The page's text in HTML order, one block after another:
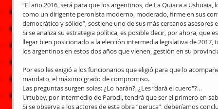
“El año 2016, será para que los argentinos, de La Quiaca a
como un dirigente peronista moderno, moderado, firme en sus
democrático y sólido”, sostiene uno de sus más cercanos asesores
Si se analiza su estrategia política, es posible decir, por ahora, que
llegar bien posicionado a la elección intermedia legislativa de
los argentinos en estos dos años que vienen, gestión en su
Por eso les exigió a los funcionarios que eligió para que lo
mandato, el máximo grado de compromiso.
Las preguntas surgen solas: ¿Lo harán?, ¿Les “dará el cuero"?…
Urtubey, por intermedio de Parodi, tendrá que ser el primero en
Si se observa a los actores de esta obra “peruca”, deberíamos